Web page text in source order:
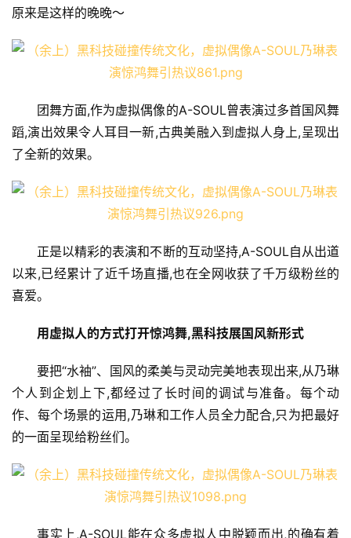
原来是这样的晚晚～
团舞方面,作为虚拟偶像的A-SOUL曾表演过多首国风舞
蹈,演出效果令人耳目一新,古典美融入到虚拟人身上,呈现出
了全新的效果。
正是以精彩的表演和不断的互动坚持,A-SOUL自从出道
以来,已经累计了近千场直播,也在全网收获了千万级粉丝的
喜爱。
用虚拟人的方式打开惊鸿舞,黑科技展国风新形式
要把“水袖”、国风的柔美与灵动完美地表现出来,从乃琳
个人到企划上下,都经过了长时间的调试与准备。每个动
作、每个场景的运用,乃琳和工作人员全力配合,只为把最好
的一面呈现给粉丝们。
事实上,A-SOUL能在众多虚拟人中脱颖而出,的确有着